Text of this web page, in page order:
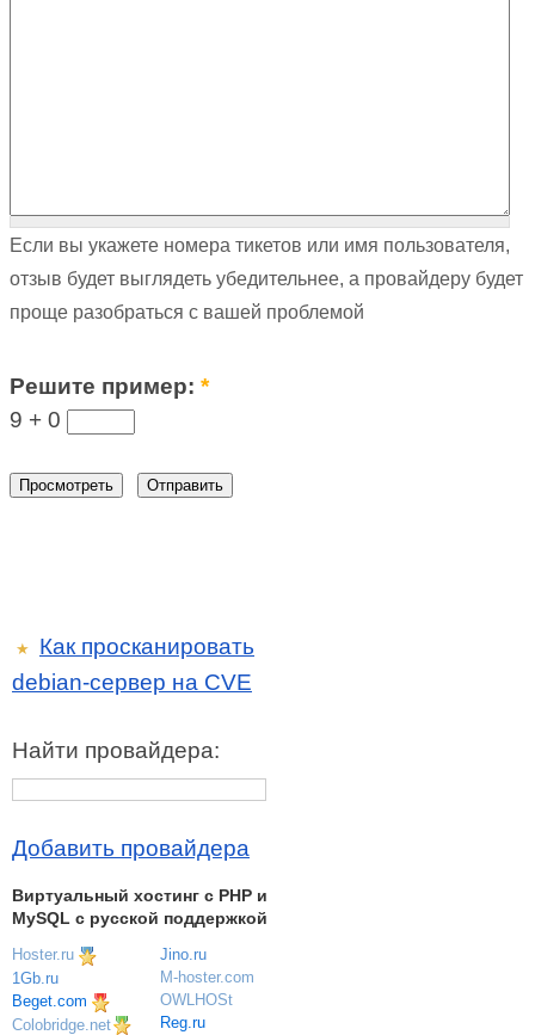
Если вы укажете номера тикетов или имя пользователя,
отзыв будет выглядеть убедительнее, а провайдеру будет
проще разобраться с вашей проблемой
Решите пример:*
9 + 0
★
Как просканировать
debian-сервер на CVE
Найти провайдера:
Добавить провайдера
Виртуальный хостинг c PHP и
MySQL с русской поддержкой
Hoster.ru
1Gb.ru
Beget.com
Colobridge.net
Jino.ru
M-hoster.com
OWLHOSt
Reg.ru